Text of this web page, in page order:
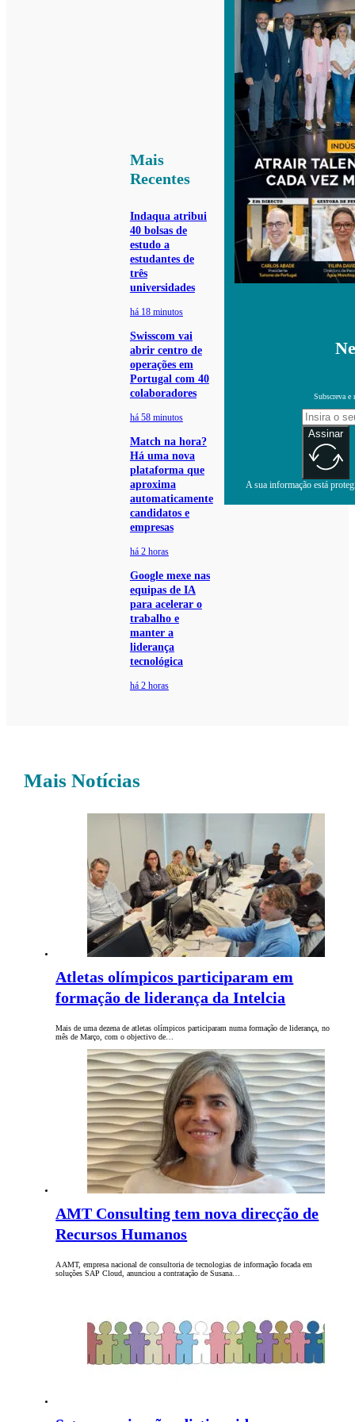
Mais
Recentes
Indaqua atribui
40 bolsas de
estudo a
estudantes de
três
universidades
há 18 minutos
Swisscom vai
abrir centro de
operações em
Portugal com 40
colaboradores
há 58 minutos
Match na hora?
Há uma nova
plataforma que
aproxima
automaticamente
candidatos e
empresas
há 2 horas
Google mexe nas
equipas de IA
para acelerar o
trabalho e
manter a
liderança
tecnológica
há 2 horas
Subscreva e
Assinar
A sua informação está
Mais Notícias
Atletas olímpicos participaram em
formação de liderança da Intelcia
Mais de uma dezena de atletas olímpicos participaram numa formação de liderança, no
mês de Março, com o objectivo de…
AMT Consulting tem nova direcção de
Recursos Humanos
A AMT, empresa nacional de consultoria de tecnologias de informação focada em
soluções SAP Cloud, anunciou a contratação de Susana…